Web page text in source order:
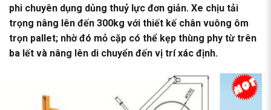
phi chuyên dụng dủng thuỷ lực đơn giản. Xe chịu tải
trọng nâng lên đến 300kg với thiết kế chân vuông ôm
trọn pallet; nhờ đó mỏ cặp có thể kẹp thùng phy từ trên
ba lết và nâng lên di chuyển đến vị trí xác định.